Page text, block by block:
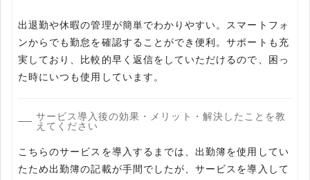
出退勤や休暇の管理が簡単でわかりやすい。スマートフォ
ンからでも勤怠を確認することができ便利。サポートも充
実しており、比較的早く返信をしていただけるので、困っ
た時にいつも使用しています。
サービス導入後の効果・メリット・解決したことを教
えてください
こちらのサービスを導入するまでは、出勤簿を使用してい
たため出勤簿の記載が手間でしたが、サービスを導入して